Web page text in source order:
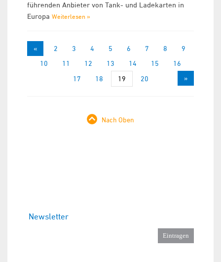
führenden Anbieter von Tank- und Ladekarten in
Europa Weiterlesen »
«1 2 3 4 5 6 7 8
9
10
11 12 13 14 15
16
17
18 19 20 »
Nach Oben
Newsletter